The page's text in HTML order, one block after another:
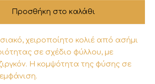
Προσθήκη στο καλάθι